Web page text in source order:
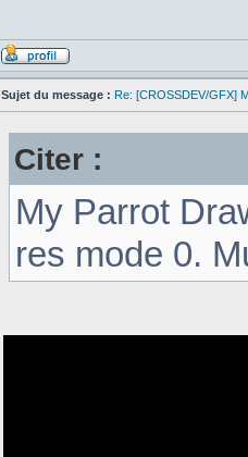
Sujet du message : Re: [CROSSDEV/GFX]
Citer :
My Parrot
res mode 0.